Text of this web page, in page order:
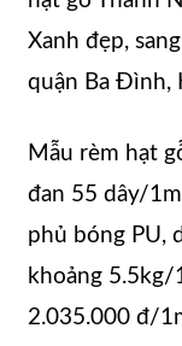
Xanh đẹp,
quận Ba Đình,
Mẫu rèm hạt
đan 55 dây/
phủ bóng PU,
khoảng 5.5kg/
2.035.000 đ/